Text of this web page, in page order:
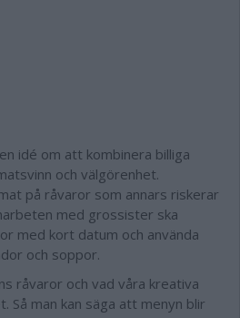
idé om att kombinera billiga
och välgörenhet.
på råvaror som annars riskerar
med grossister ska
med kort datum och använda
och soppor.
råvaror och vad våra kreativa
Så man kan säga att menyn blir